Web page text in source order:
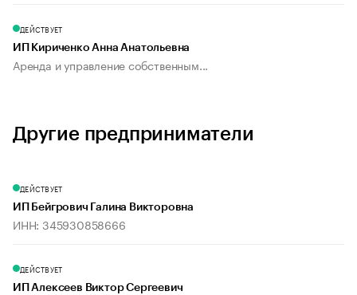
ДЕЙСТВУЕТ
ИП Кириченко Анна Анатольевна
Аренда и управление собственным...
Другие предприниматели
ДЕЙСТВУЕТ
ИП Бейгрович Галина Викторовна
ИНН: 345930858666
ДЕЙСТВУЕТ
ИП Алексеев Виктор Сергеевич